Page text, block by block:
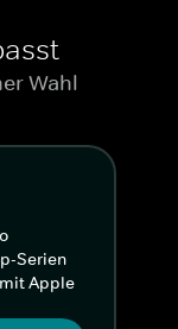
Wahl
Serien
Apple